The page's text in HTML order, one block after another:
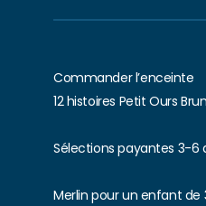
Commander l’enceinte
12 histoires Petit Ours Brun
Sélections payantes 3-6
Merlin pour un enfant de